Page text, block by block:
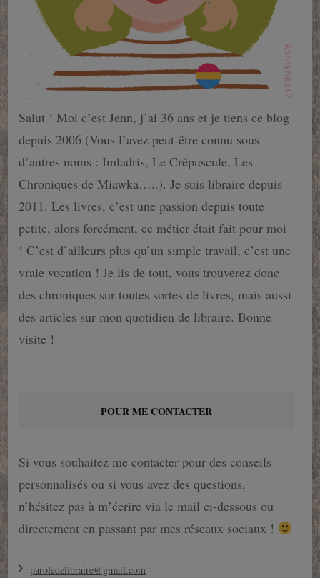
Salut ! Moi c’est Jenn, j’ai 36 ans et je tiens ce blog
depuis 2006 (Vous l’avez peut-être connu sous
d’autres noms : Imladris, Le Crépuscule, Les
Chroniques de Miawka…..). Je suis libraire depuis
2011. Les livres, c’est une passion depuis toute
petite, alors forcément, ce métier était fait pour moi
! C’est d’ailleurs plus qu’un simple travail, c’est une
vraie vocation ! Je lis de tout, vous trouverez donc
des chroniques sur toutes sortes de livres, mais aussi
des articles sur mon quotidien de libraire. Bonne
visite !
POUR ME CONTACTER
Si vous souhaitez me contacter pour des conseils
personnalisés ou si vous avez des questions,
n’hésitez pas à m’écrire via le mail ci-dessous ou
directement en passant par mes réseaux sociaux !
paroledelibraire@gmail.com